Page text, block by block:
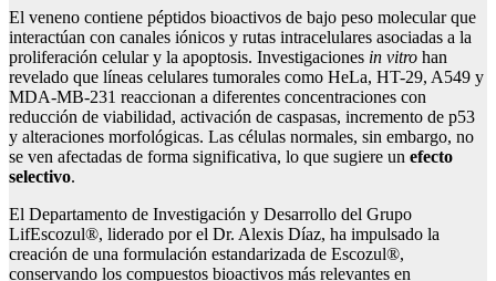
El veneno contiene péptidos bioactivos de bajo peso molecular que
interactúan con canales iónicos y rutas intracelulares asociadas a la
proliferación celular y la apoptosis. Investigaciones in vitro han
revelado que líneas celulares tumorales como HeLa, HT-29, A549 y
MDA-MB-231 reaccionan a diferentes concentraciones con
reducción de viabilidad, activación de caspasas, incremento de p53
y alteraciones morfológicas. Las células normales, sin embargo, no
se ven afectadas de forma significativa, lo que sugiere un efecto
selectivo.
El Departamento de Investigación y Desarrollo del Grupo
LifEscozul®, liderado por el Dr. Alexis Díaz, ha impulsado la
creación de una formulación estandarizada de Escozul®,
conservando los compuestos bioactivos más relevantes en